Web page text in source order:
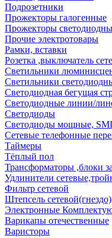
Подрозетники
Прожекторы галогенные
Прожекторы
Прочие электротовары
Рамки, вставки
Розетка ,выключатель
Светильники
Светильники
Светодиодная бегущая
Светодиодные линии/
Светодиоды
Светодиоды мощные,
Сетевые телефонные
Таймеры
Тёплый пол
Трансформаторы ,блоки
Удлинители
Фильтр сетевой
Штепсель сетевой(гнездо)
Электронные
Варикапы отечественные
Варисторы